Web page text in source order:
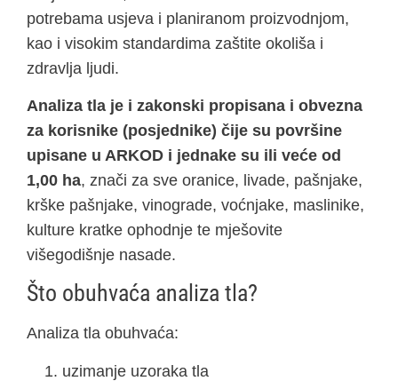
potrebama usjeva i planiranom proizvodnjom,
kao i visokim standardima zaštite okoliša i
zdravlja ljudi.
Analiza tla je i zakonski propisana i obvezna
za korisnike (posjednike) čije su površine
upisane u ARKOD i jednake su ili veće od
1,00 ha, znači za sve oranice, livade, pašnjake,
krške pašnjake, vinograde, voćnjake, maslinike,
kulture kratke ophodnje te mješovite
višegodišnje nasade.
Što obuhvaća analiza tla?
Analiza tla obuhvaća:
uzimanje uzoraka tla